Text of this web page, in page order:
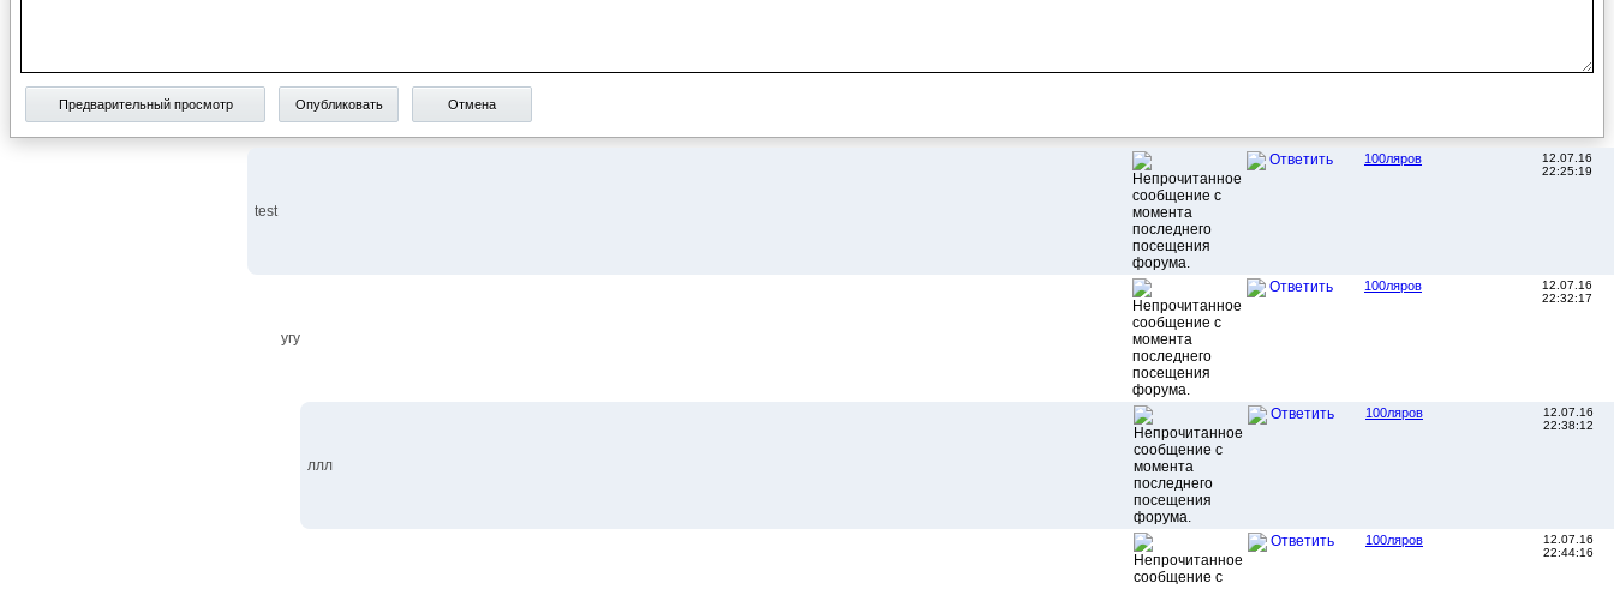
Предварительный просмотр Опубликовать Отмена
test
Ответить 100ляров
12.07.16
22:25:19
угу
Ответить 100ляров
12.07.16
22:32:17
ллл
Ответить 100ляров
12.07.16
22:38:12
Ответить 100ляров
12.07.16
22:44:16